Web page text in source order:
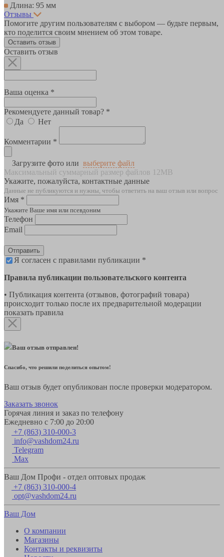
Длина: 95 мм
Отзывы
Помогите другим пользователям с выбором — будьте первым,
кто поделится своим мнением об этом товаре.
Оставить отзыв
Оставить отзыв
Ваша оценка *
Рекомендуете данный товар? *
Да
Нет
Комментарии *
Загрузите фото или выберите файл
Максимальный суммарный размер файлов 12MB
Укажите, пожалуйста, контактные данные
Данные не публикуются и нужны, чтобы ответить на ваш отзыв или вопрос
Имя *
Укажите Ваше имя или псевдоним
Телефон
Email
Отправить
Я согласен с правилами публикации *
Правила публикации пользовательского контента
• Публикация контента (отзывов, фотографий товара)
происходит только после их предварительной модерации
показать правила
Ваш отзыв отправлен!
Спасибо, что решили поделиться опытом!
Ваш отзыв будет опубликован после проверки модератором.
Заказать звонок
Горячая линия и заказ по телефону
Ежедневно с 7:00 до 20:00
+7 (863) 310-000-3
info@vashdom24.ru
Telegram
Max
Ваш Дом Профи - отдел оптовых продаж
+7 (863) 310-000-4
opt@vashdom24.ru
Ваш Дом
О компании
Магазины
Контакты и реквизиты